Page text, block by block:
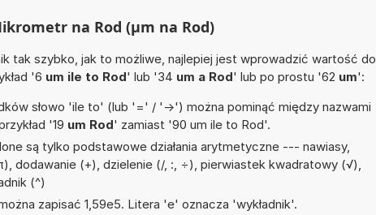
na Rod (µm na Rod)
tak szybko, jak to możliwe, najlepiej jest wprowadzić wartość do
'6 um ile to Rod' lub '34 um a Rod' lub po prostu '62 um':
słowo 'ile to' (lub '=' / '->') można pominąć między nazwami
'19 um Rod' zamiast '90 um ile to Rod'.
są tylko podstawowe działania arytmetyczne --- nawiasy,
dodawanie (+), dzielenie (/, :, ÷), pierwiastek kwadratowy (√),
(^)
zapisać 1,59e5. Litera 'e' oznacza 'wykładnik'.